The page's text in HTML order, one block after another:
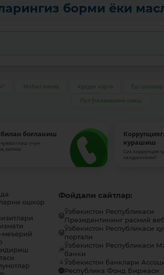
борми ёки
Мобил илова Кредит карта Ёш оилалар
Пул ўтказмасини олиш
боғланиш
қувватлаш учун
қилиш
курашиш
Сиз коррупция
келдингизми?
ошкор
меъёрий
Фойдали сайтлар:
Ўзбекистон Республикаси
Президентининг расмий
Ўзбекистон Республикаси
портали
Ўзбекистон Республикаси
банки
Ўзбекистон банклари
Республика Фонд Биржаси